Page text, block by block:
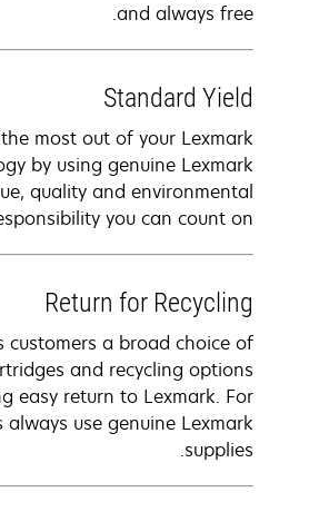
and always free.
Standard Yield
most out of your Lexmark
by using genuine Lexmark
quality and environmental
you can count on.
Return for Recycling
customers a broad choice of
and recycling options
easy return to Lexmark. For
always use genuine Lexmark
supplies.